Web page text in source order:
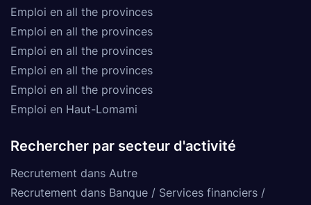
Emploi en all the provinces
Emploi en all the provinces
Emploi en all the provinces
Emploi en all the provinces
Emploi en all the provinces
Emploi en Haut-Lomami
Rechercher par secteur d'activité
Recrutement dans Autre
Recrutement dans Banque / Services financiers /